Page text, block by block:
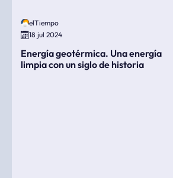
elTiempo
18 jul 2024
Energía geotérmica. Una energía
limpia con un siglo de historia